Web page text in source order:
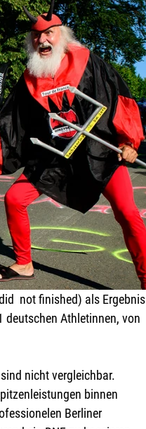
not finished) als Ergebnis
deutschen Athletinnen, von
nicht vergleichbar.
binnen
Berliner